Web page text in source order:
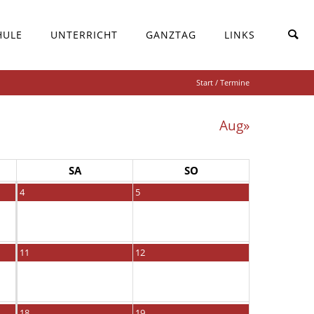
UNTERRICHT GANZTAG LINKS
Start / Termine
Aug»
SA SO
4 5
11 12